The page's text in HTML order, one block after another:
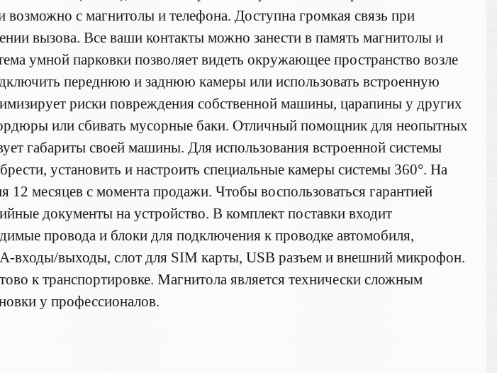
возможно с магнитолы и телефона. Доступна громкая связь при
вызова. Все ваши контакты можно занести в память магнитолы и
умной парковки позволяет видеть окружающее пространство возле
переднюю и заднюю камеры или использовать встроенную
риски повреждения собственной машины, царапины у других
или сбивать мусорные баки. Отличный помощник для неопытных
габариты своей машины. Для использования встроенной системы
установить и настроить специальные камеры системы 360°. На
12 месяцев с момента продажи. Чтобы воспользоваться гарантией
документы на устройство. В комплект поставки входит
провода и блоки для подключения к проводке автомобиля,
входы/выходы, слот для SIM карты, USB разъем и внешний микрофон.
к транспортировке. Магнитола является технически сложным
у профессионалов.